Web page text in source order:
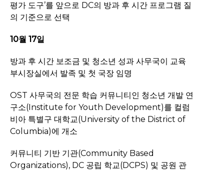
평가 도구’를 앞으로 DC의 방과 후 시간 프로그램 질
의 기준으로 선택
10월 17일
방과 후 시간 보조금 및 청소년 성과 사무국이 교육
부시장실에서 발족 및 첫 국장 임명
OST 사무국의 전문 학습 커뮤니티인 청소년 개발 연
구소(Institute for Youth Development)를 컬럼
비아 특별구 대학교(University of the District of
Columbia)에 개소
커뮤니티 기반 기관(Community Based
Organizations), DC 공립 학교(DCPS) 및 공원 관